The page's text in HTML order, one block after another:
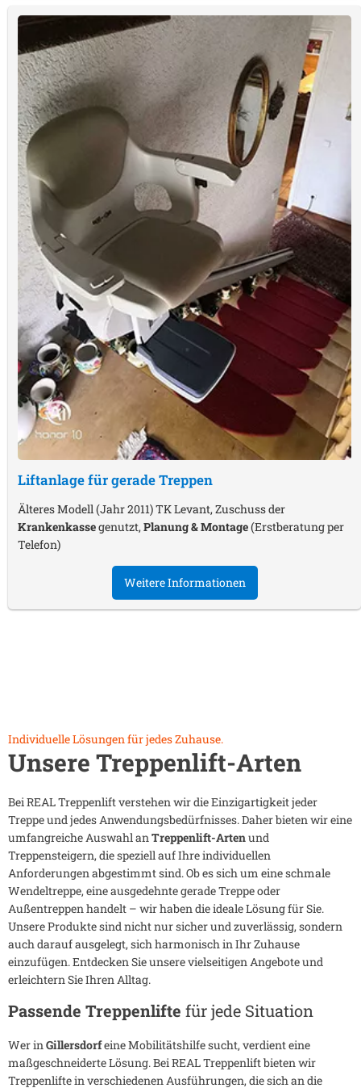
Liftanlage für gerade Treppen
Älteres Modell (Jahr 2011) TK Levant, Zuschuss der
Krankenkassegenutzt,Planung & Montage(Erstberatung per
Telefon)
Weitere Informationen
Individuelle Lösungen für jedes Zuhause.
Unsere Treppenlift-Arten
Bei REAL Treppenlift verstehen wir die Einzigartigkeit jeder
Treppe und jedes Anwendungsbedürfnisses. Daher bieten wir eine
umfangreiche Auswahl anTreppenlift-Artenund
Treppensteigern, die speziell auf Ihre individuellen
Anforderungen abgestimmt sind. Ob es sich um eine schmale
Wendeltreppe, eine ausgedehnte gerade Treppe oder
Außentreppen handelt – wir haben die ideale Lösung für Sie.
Unsere Produkte sind nicht nur sicher und zuverlässig, sondern
auch darauf ausgelegt, sich harmonisch in Ihr Zuhause
einzufügen. Entdecken Sie unsere vielseitigen Angebote und
erleichtern Sie Ihren Alltag.
Passende Treppenlifte für jede Situation
Wer inGillersdorfeine Mobilitätshilfe sucht, verdient eine
maßgeschneiderte Lösung. Bei REAL Treppenlift bieten wir
Treppenlifte in verschiedenen Ausführungen, die sich an die